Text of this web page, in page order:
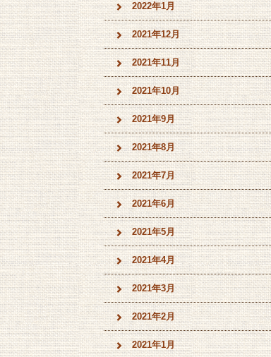
2022年1月
2021年12月
2021年11月
2021年10月
2021年9月
2021年8月
2021年7月
2021年6月
2021年5月
2021年4月
2021年3月
2021年2月
2021年1月